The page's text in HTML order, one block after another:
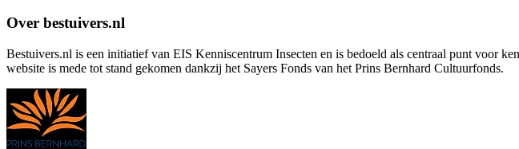
Over bestuivers.nl
Bestuivers.nl is een initiatief van EIS Kenniscentrum Insecten en is bedoeld als centraal punt voor
website is mede tot stand gekomen dankzij het Sayers Fonds van het Prins Bernhard Cultuurfonds.